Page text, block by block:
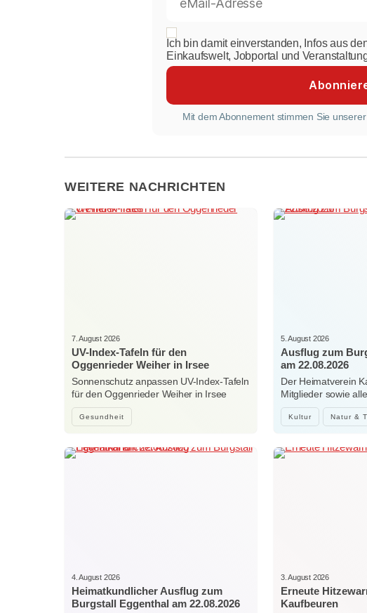
Ich bin damit einverstanden, Infos aus
Einkaufswelt, Jobportal und
Mit dem Abonnement stimmen Sie unserer
WEITERE NACHRICHTEN
Gesundheit
7. August 2026
UV-Index-Tafeln für den
Oggenrieder Weiher in Irsee
Sonnenschutz anpassen UV-Index-Tafeln
für den Oggenrieder Weiher in Irsee
Kultur Natur &
5. August 2026
Ausflug zum
am 22.08.2026
Der Heimatverein
Mitglieder sowie
4. August 2026
Heimatkundlicher Ausflug zum
Burgstall Eggenthal am 22.08.2026
3. August 2026
Erneute
Kaufbeuren